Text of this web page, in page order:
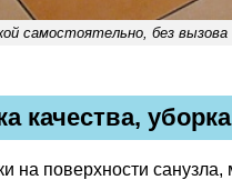
самостоятельно, без
качества, уборка
на поверхности